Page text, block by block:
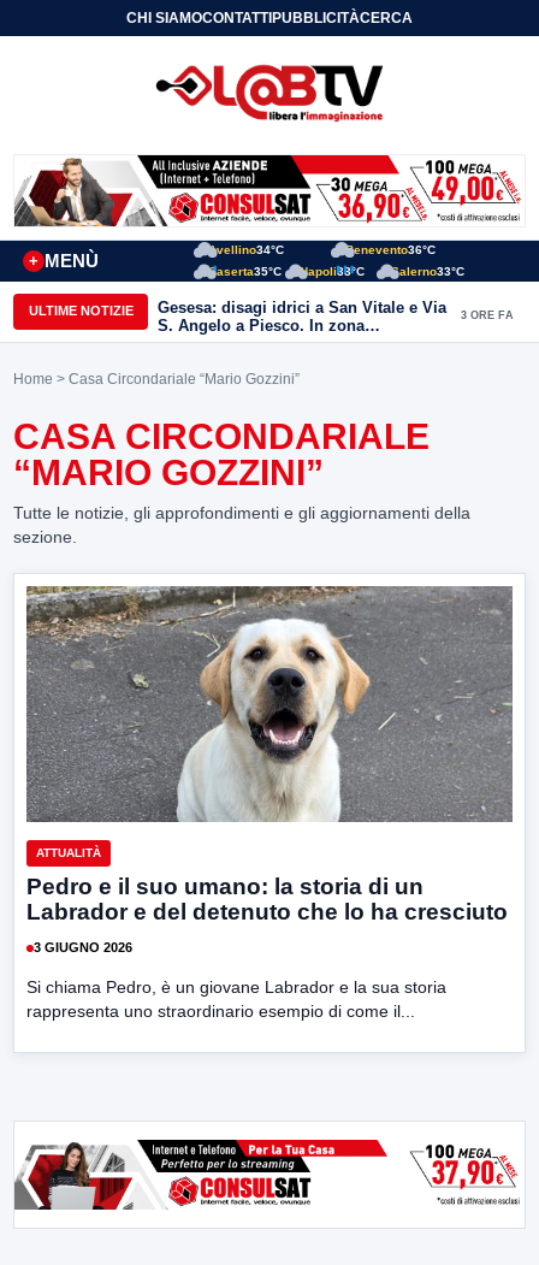
CHI SIAMOCONTATTIPUBBLICITÀCERCA
MENÙ
+
Avellino34°C Benevento36°C
Caserta35°C Napoli33°C Salerno33°C
ULTIME NOTIZIE
Gesesa: disagi idrici a San Vitale e Via
S. Angelo a Piesco. In zona
posizionata l’autobotte
3 ORE FA
Home > Casa Circondariale “Mario Gozzini”
CASA CIRCONDARIALE
“MARIO GOZZINI”
Tutte le notizie, gli approfondimenti e gli aggiornamenti della
sezione.
ATTUALITÀ
Pedro e il suo umano: la storia di un
Labrador e del detenuto che lo ha cresciuto
3 GIUGNO 2026
Si chiama Pedro, è un giovane Labrador e la sua storia
rappresenta uno straordinario esempio di come il...